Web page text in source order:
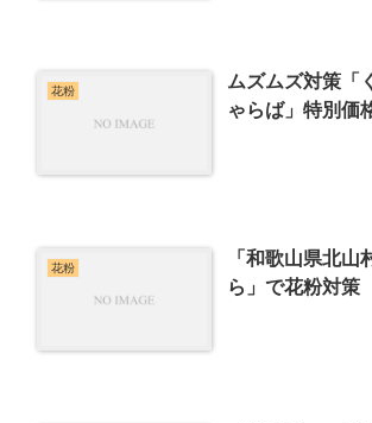
花粉
ムズムズ対策「
ゃらば」特別価
花粉
「和歌山県北山
ら」で花粉対策